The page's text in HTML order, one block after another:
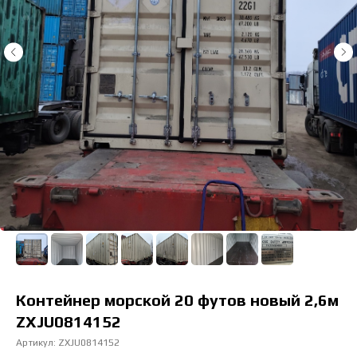
Контейнер морской 20 футов новый 2,6м
ZXJU0814152
Артикул: ZXJU0814152